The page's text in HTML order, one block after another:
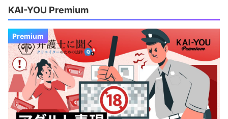
KAI-YOU Premium
Premium